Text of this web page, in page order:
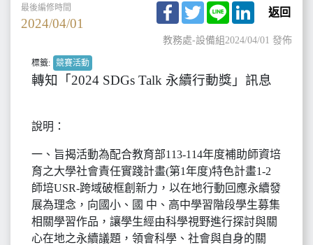
最後編修時間
2024/04/01
Facebook
TwitterLine LinkedIn
返回
教務處-設備組2024/04/01 發佈
標籤: 競賽活動
轉知「2024 SDGs Talk 永續行動獎」訊息
說明：
一、旨揭活動為配合教育部113-114年度補助師資培
育之大學社會責任實踐計畫(第1年度)特色計畫1-2
師培USR-跨域破框創新力，以在地行動回應永續發
展為理念，向國小、國 中、高中學習階段學生募集
相關學習作品，讓學生經由科學視野進行探討與關
心在地之永續議題，領會科學、社會與自身的關